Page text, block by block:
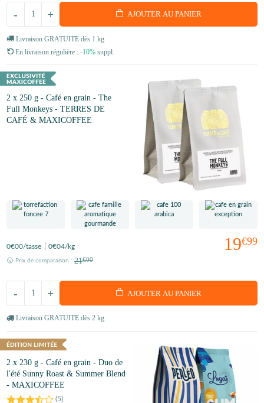
+
- AJOUTER AU PANIER
Livraison GRATUITE dès 1 kg
En livraison régulière : -10% suppl.
2 x 250 g - Café en grain - The
Full Monkeys - TERRES DE
CAFÉ & MAXICOFFEE
19€99
0€00/tasse 0€04/kg
Prix de comparaison : 21€00
+
- AJOUTER AU PANIER
Livraison GRATUITE dès 2 kg
2 x 230 g - Café en grain - Duo de
l'été Sunny Roast & Summer Blend
- MAXICOFFEE
(5)